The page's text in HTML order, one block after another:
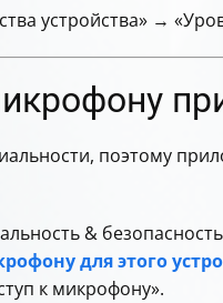
устройства» →
поэтому
&
для этого
к микрофону».